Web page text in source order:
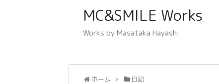
MC&SMILE Works
Works by Masataka Hayashi
ホーム 日記